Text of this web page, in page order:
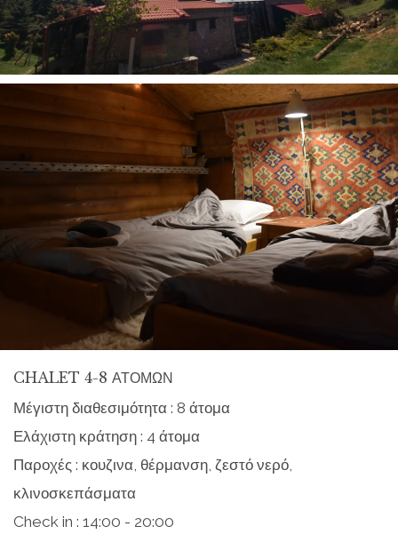
CHALET 4-8 ΑΤΟΜΩΝ
Μέγιστη διαθεσιμότητα : 8 άτομα
Ελάχιστη κράτηση : 4 άτομα
Παροχές : κουζινα, θέρμανση, ζεστό νερό,
κλινοσκεπάσματα
Check in : 14:00 - 20:00